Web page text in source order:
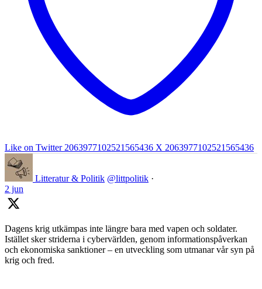
Like on Twitter 2063977102521565436 X 2063977102521565436
Litteratur & Politik @littpolitik ·
2 jun
Dagens krig utkämpas inte längre bara med vapen och soldater.
Istället sker striderna i cybervärlden, genom informationspåverkan
och ekonomiska sanktioner – en utveckling som utmanar vår syn på
krig och fred.